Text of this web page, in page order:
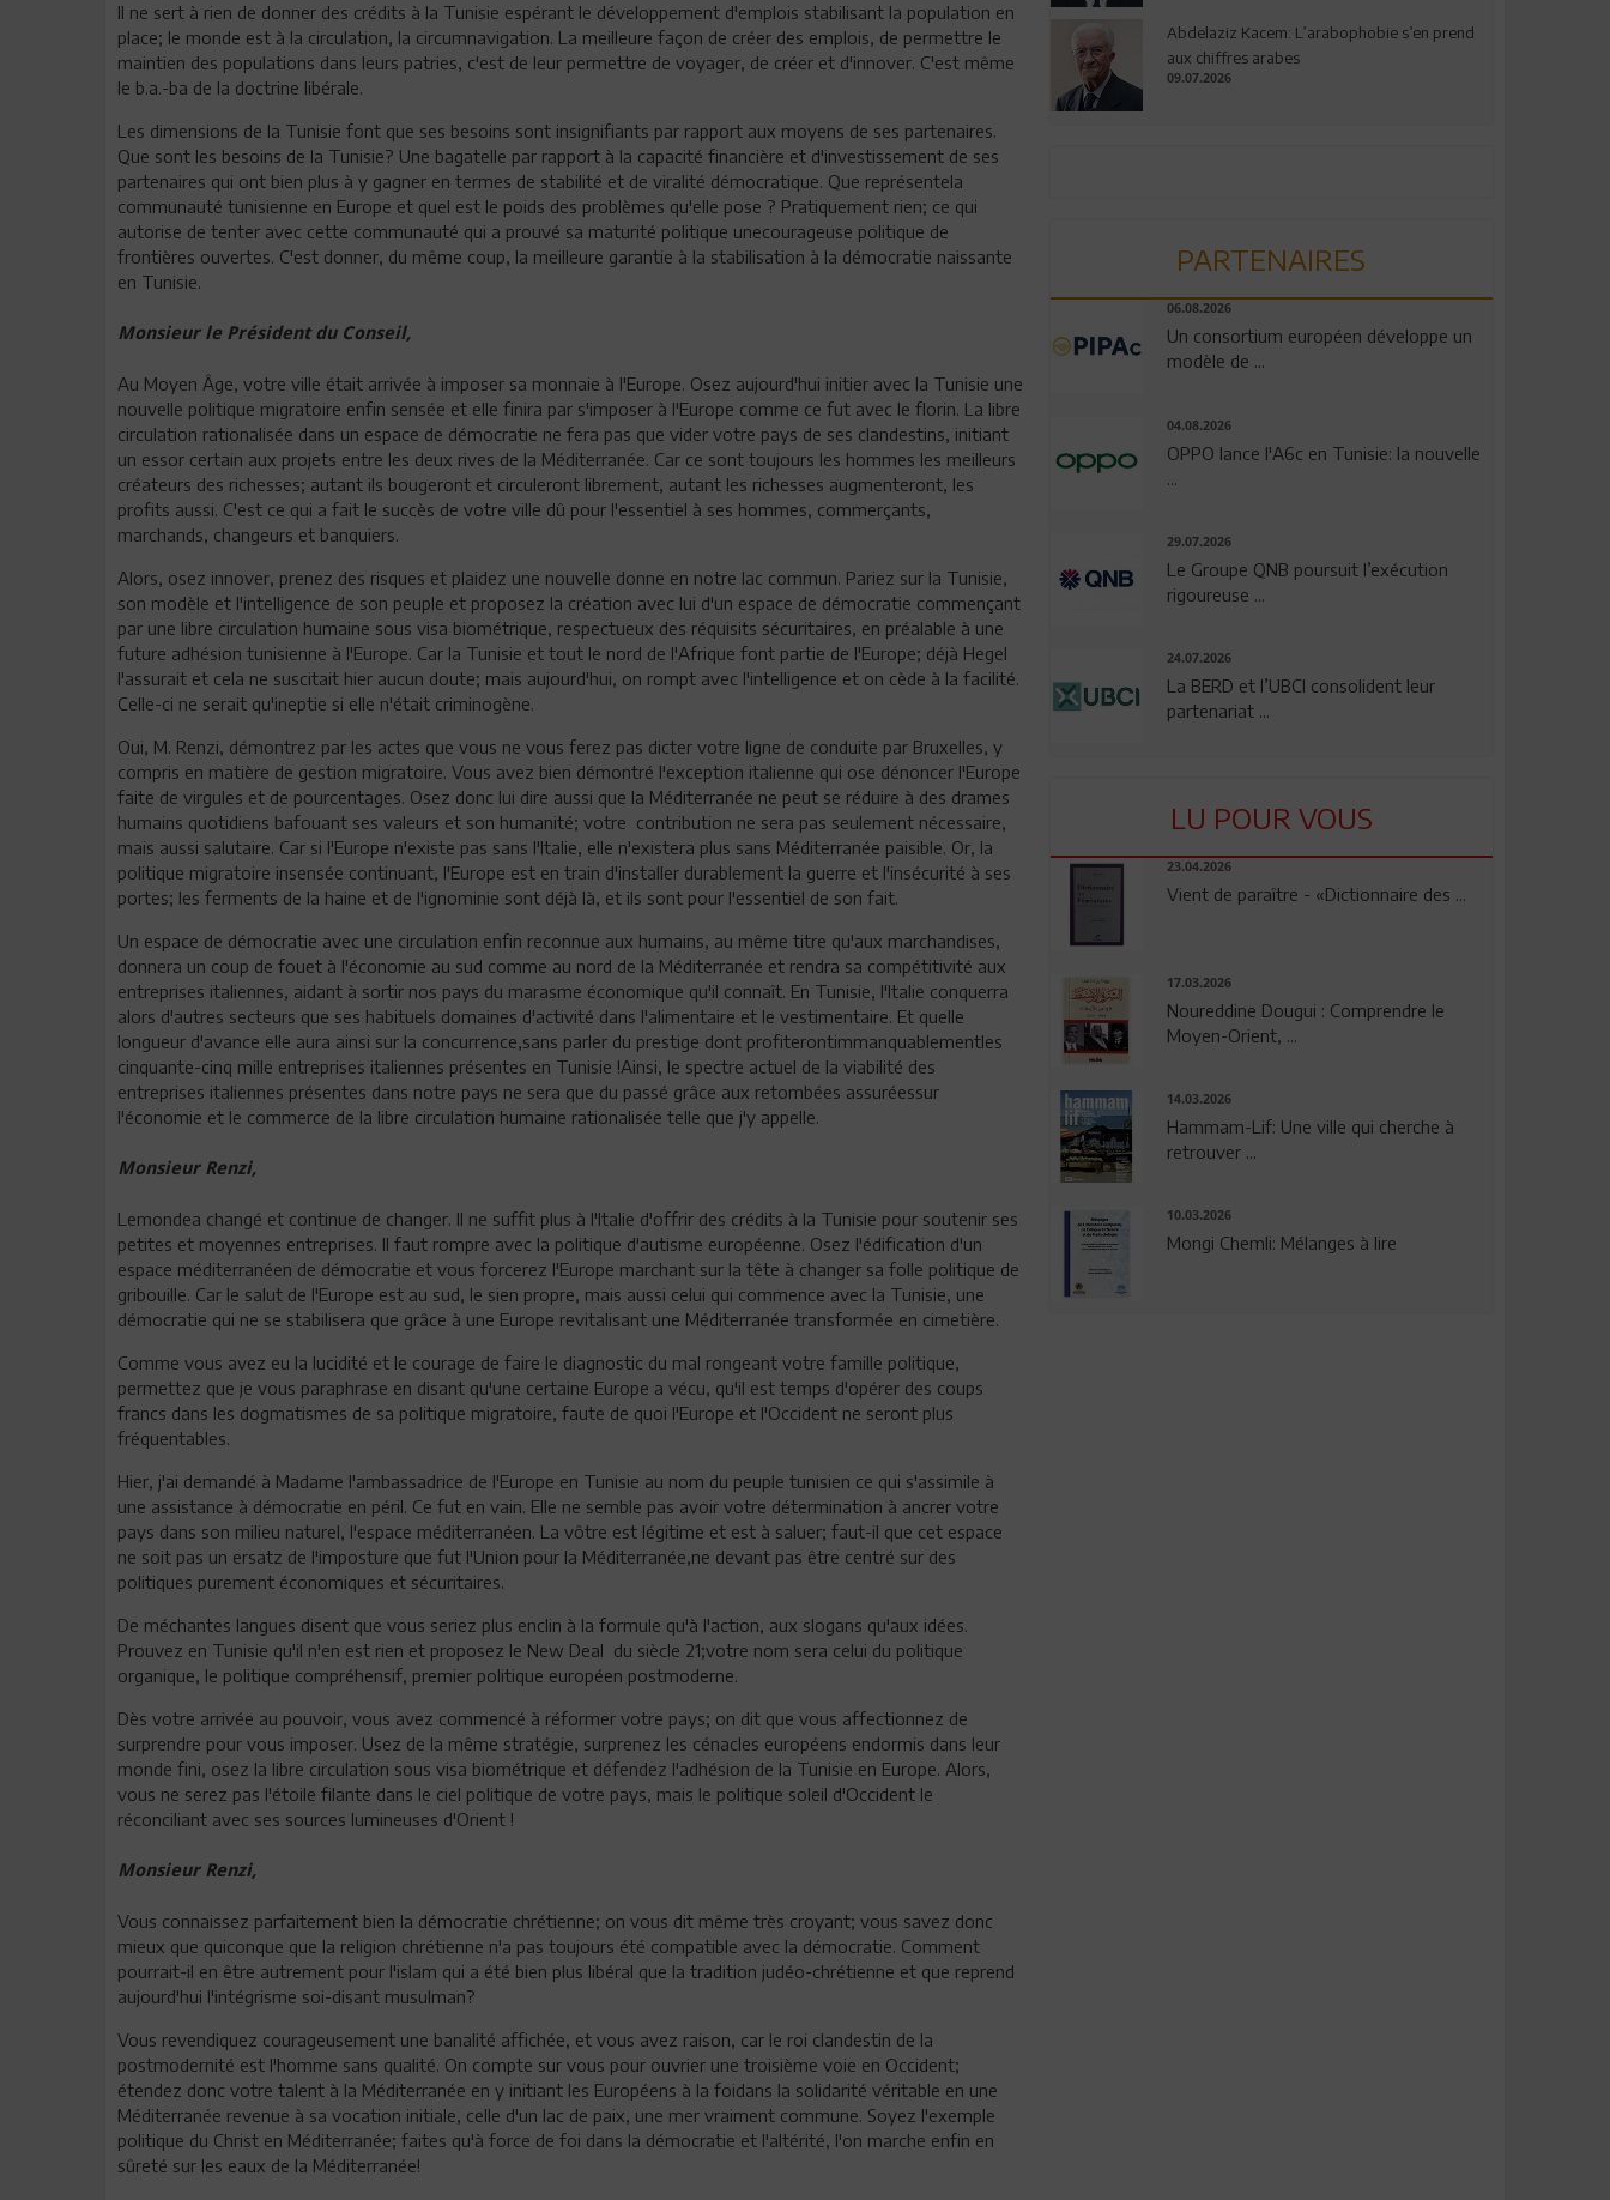
Il ne sert à rien de donner des crédits à la Tunisie espérant le développement d'emplois stabilisant la population en
place; le monde est à la circulation, la circumnavigation. La meilleure façon de créer des emplois, de permettre le
maintien des populations dans leurs patries, c'est de leur permettre de voyager, de créer et d'innover. C'est même
le b.a.-ba de la doctrine libérale.
Les dimensions de la Tunisie font que ses besoins sont insignifiants par rapport aux moyens de ses partenaires.
Que sont les besoins de la Tunisie? Une bagatelle par rapport à la capacité financière et d'investissement de ses
partenaires qui ont bien plus à y gagner en termes de stabilité et de viralité démocratique. Que représentela
communauté tunisienne en Europe et quel est le poids des problèmes qu'elle pose ? Pratiquement rien; ce qui
autorise de tenter avec cette communauté qui a prouvé sa maturité politique unecourageuse politique de
frontières ouvertes. C'est donner, du même coup, la meilleure garantie à la stabilisation à la démocratie naissante
en Tunisie.
Monsieur le Président du Conseil,
Au Moyen Âge, votre ville était arrivée à imposer sa monnaie à l'Europe. Osez aujourd'hui initier avec la Tunisie une
nouvelle politique migratoire enfin sensée et elle finira par s'imposer à l'Europe comme ce fut avec le florin. La libre
circulation rationalisée dans un espace de démocratie ne fera pas que vider votre pays de ses clandestins, initiant
un essor certain aux projets entre les deux rives de la Méditerranée. Car ce sont toujours les hommes les meilleurs
créateurs des richesses; autant ils bougeront et circuleront librement, autant les richesses augmenteront, les
profits aussi. C'est ce qui a fait le succès de votre ville dû pour l'essentiel à ses hommes, commerçants,
marchands, changeurs et banquiers.
Alors, osez innover, prenez des risques et plaidez une nouvelle donne en notre lac commun. Pariez sur la Tunisie,
son modèle et l'intelligence de son peuple et proposez la création avec lui d'un espace de démocratie commençant
par une libre circulation humaine sous visa biométrique, respectueux des réquisits sécuritaires, en préalable à une
future adhésion tunisienne à l'Europe. Car la Tunisie et tout le nord de l'Afrique font partie de l'Europe; déjà Hegel
l'assurait et cela ne suscitait hier aucun doute; mais aujourd'hui, on rompt avec l'intelligence et on cède à la facilité.
Celle-ci ne serait qu'ineptie si elle n'était criminogène.
Oui, M. Renzi, démontrez par les actes que vous ne vous ferez pas dicter votre ligne de conduite par Bruxelles, y
compris en matière de gestion migratoire. Vous avez bien démontré l'exception italienne qui ose dénoncer l'Europe
faite de virgules et de pourcentages. Osez donc lui dire aussi que la Méditerranée ne peut se réduire à des drames
humains quotidiens bafouant ses valeurs et son humanité; votre contribution ne sera pas seulement nécessaire,
mais aussi salutaire. Car si l'Europe n'existe pas sans l'Italie, elle n'existera plus sans Méditerranée paisible. Or, la
politique migratoire insensée continuant, l'Europe est en train d'installer durablement la guerre et l'insécurité à ses
portes; les ferments de la haine et de l'ignominie sont déjà là, et ils sont pour l'essentiel de son fait.
Un espace de démocratie avec une circulation enfin reconnue aux humains, au même titre qu'aux marchandises,
donnera un coup de fouet à l'économie au sud comme au nord de la Méditerranée et rendra sa compétitivité aux
entreprises italiennes, aidant à sortir nos pays du marasme économique qu'il connaît. En Tunisie, l'Italie conquerra
alors d'autres secteurs que ses habituels domaines d'activité dans l'alimentaire et le vestimentaire. Et quelle
longueur d'avance elle aura ainsi sur la concurrence,sans parler du prestige dont profiterontimmanquablementles
cinquante-cinq mille entreprises italiennes présentes en Tunisie !Ainsi, le spectre actuel de la viabilité des
entreprises italiennes présentes dans notre pays ne sera que du passé grâce aux retombées assuréessur
l'économie et le commerce de la libre circulation humaine rationalisée telle que j'y appelle.
Monsieur Renzi,
Lemondea changé et continue de changer. Il ne suffit plus à l'Italie d'offrir des crédits à la Tunisie pour soutenir ses
petites et moyennes entreprises. Il faut rompre avec la politique d'autisme européenne. Osez l'édification d'un
espace méditerranéen de démocratie et vous forcerez l'Europe marchant sur la tête à changer sa folle politique de
gribouille. Car le salut de l'Europe est au sud, le sien propre, mais aussi celui qui commence avec la Tunisie, une
démocratie qui ne se stabilisera que grâce à une Europe revitalisant une Méditerranée transformée en cimetière.
Comme vous avez eu la lucidité et le courage de faire le diagnostic du mal rongeant votre famille politique,
permettez que je vous paraphrase en disant qu'une certaine Europe a vécu, qu'il est temps d'opérer des coups
francs dans les dogmatismes de sa politique migratoire, faute de quoi l'Europe et l'Occident ne seront plus
fréquentables.
Hier, j'ai demandé à Madame l'ambassadrice de l'Europe en Tunisie au nom du peuple tunisien ce qui s'assimile à
une assistance à démocratie en péril. Ce fut en vain. Elle ne semble pas avoir votre détermination à ancrer votre
pays dans son milieu naturel, l'espace méditerranéen. La vôtre est légitime et est à saluer; faut-il que cet espace
ne soit pas un ersatz de l'imposture que fut l'Union pour la Méditerranée,ne devant pas être centré sur des
politiques purement économiques et sécuritaires.
De méchantes langues disent que vous seriez plus enclin à la formule qu'à l'action, aux slogans qu'aux idées.
Prouvez en Tunisie qu'il n'en est rien et proposez le New Deal du siècle 21;votre nom sera celui du politique
organique, le politique compréhensif, premier politique européen postmoderne.
Dès votre arrivée au pouvoir, vous avez commencé à réformer votre pays; on dit que vous affectionnez de
surprendre pour vous imposer. Usez de la même stratégie, surprenez les cénacles européens endormis dans leur
monde fini, osez la libre circulation sous visa biométrique et défendez l'adhésion de la Tunisie en Europe. Alors,
vous ne serez pas l'étoile filante dans le ciel politique de votre pays, mais le politique soleil d'Occident le
réconciliant avec ses sources lumineuses d'Orient !
Monsieur Renzi,
Vous connaissez parfaitement bien la démocratie chrétienne; on vous dit même très croyant; vous savez donc
mieux que quiconque que la religion chrétienne n'a pas toujours été compatible avec la démocratie. Comment
pourrait-il en être autrement pour l'islam qui a été bien plus libéral que la tradition judéo-chrétienne et que reprend
aujourd'hui l'intégrisme soi-disant musulman?
Vous revendiquez courageusement une banalité affichée, et vous avez raison, car le roi clandestin de la
postmodernité est l'homme sans qualité. On compte sur vous pour ouvrier une troisième voie en Occident;
étendez donc votre talent à la Méditerranée en y initiant les Européens à la foidans la solidarité véritable en une
Méditerranée revenue à sa vocation initiale, celle d'un lac de paix, une mer vraiment commune. Soyez l'exemple
politique du Christ en Méditerranée; faites qu'à force de foi dans la démocratie et l'altérité, l'on marche enfin en
sûreté sur les eaux de la Méditerranée!
Abdelaziz Kacem: L’arabophobie s’en prend
aux chiffres arabes
09.07.2026
PARTENAIRES
06.08.2026
Un consortium européen développe un
modèle de ...
04.08.2026
OPPO lance l'A6c en Tunisie: la nouvelle
29.07.2026
Le Groupe QNB poursuit l’exécution
rigoureuse ...
24.07.2026
La BERD et l’UBCI consolident leur
partenariat ...
LU POUR VOUS
23.04.2026
Vient de paraître - «Dictionnaire des ...
17.03.2026
Noureddine Dougui : Comprendre le
Moyen-Orient, ...
14.03.2026
Hammam-Lif: Une ville qui cherche à
retrouver ...
10.03.2026
Mongi Chemli: Mélanges à lire